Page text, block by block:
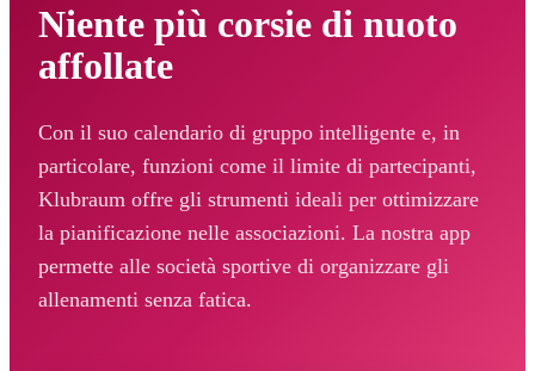
Niente più corsie di nuoto
affollate
Con il suo calendario di gruppo intelligente e, in
particolare, funzioni come il limite di partecipanti,
Klubraum offre gli strumenti ideali per ottimizzare
la pianificazione nelle associazioni. La nostra app
permette alle società sportive di organizzare gli
allenamenti senza fatica.